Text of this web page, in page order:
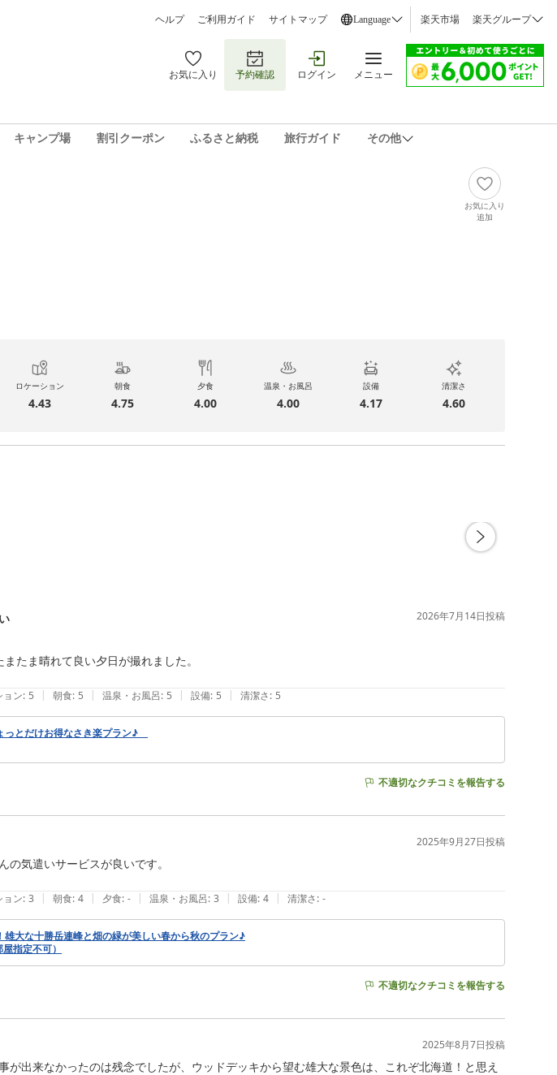
ヘルプ ご利用ガイド サイトマップ Language 楽天市場 楽天グループ
お気に入り 予約確認 ログイン メニュー
キャンプ場 割引クーポン ふるさと納税 旅行ガイド その他
お気に入り
追加
ロケーション
4.43
朝食
4.75
夕食
4.00
温泉・お風呂
4.00
設備
4.17
清潔さ
4.60
2026年7月14日投稿
たま晴れて良い夕日が撮れました。
ョン: 5 | 朝食: 5 | 温泉・お風呂: 5 | 設備: 5 | 清潔さ: 5
とだけお得なさき楽プラン♪
不適切なクチコミを報告する
2025年9月27日投稿
の気遣いサービスが良いです。
ョン: 3 | 朝食: 4 | 夕食: - | 温泉・お風呂: 3 | 設備: 4 | 清潔さ: -
大な十勝岳連峰と畑の緑が美しい春から秋のプラン♪
指定不可）
不適切なクチコミを報告する
2025年8月7日投稿
が出来なかったのは残念でしたが、ウッドデッキから望む雄大な景色は、これぞ北海道！と思え